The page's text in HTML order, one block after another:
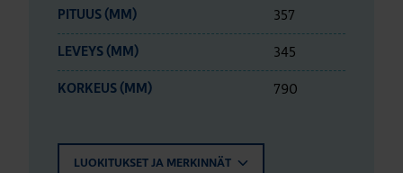
PITUUS (MM) 357
LEVEYS (MM) 345
KORKEUS (MM) 790
LUOKITUKSET JA MERKINNÄT